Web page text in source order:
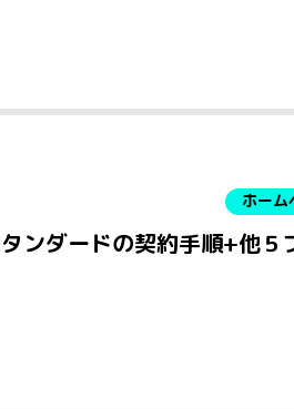
ホーム
ンダードの契約手順+他５